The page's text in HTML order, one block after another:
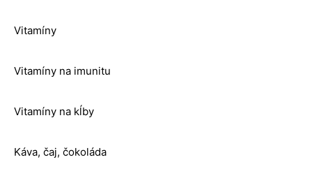
Vitamíny
Vitamíny na imunitu
Vitamíny na kĺby
Káva, čaj, čokoláda